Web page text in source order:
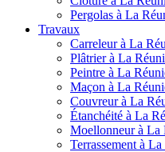
Pergolas à La
Travaux
Carreleur à La
Plâtrier à La
Peintre à La
Maçon à La
Couvreur à La
Étanchéité à La
Moellonneur à La
Terrassement à